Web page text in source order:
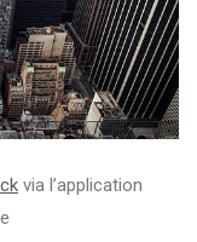
via l’application